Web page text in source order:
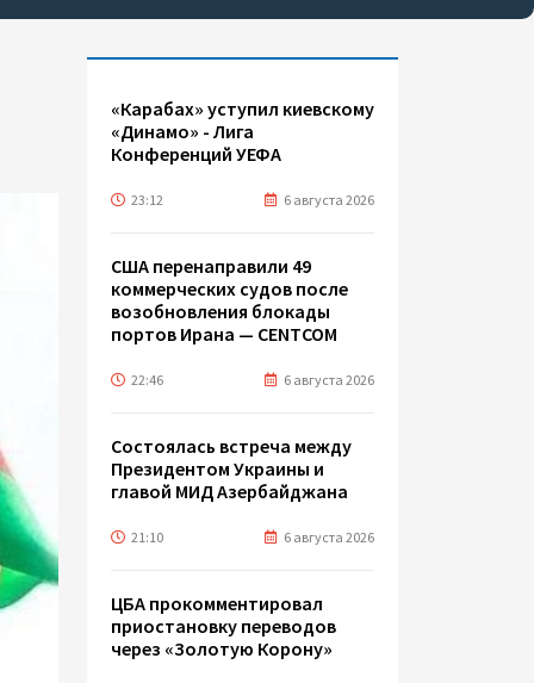
«Карабах» уступил киевскому
«Динамо» - Лига
Конференций УЕФА
23:12 6 августа 2026
США перенаправили 49
коммерческих судов после
возобновления блокады
портов Ирана — CENTCOM
22:46 6 августа 2026
Состоялась встреча между
Президентом Украины и
главой МИД Азербайджана
21:10 6 августа 2026
ЦБА прокомментировал
приостановку переводов
через «Золотую Корону»